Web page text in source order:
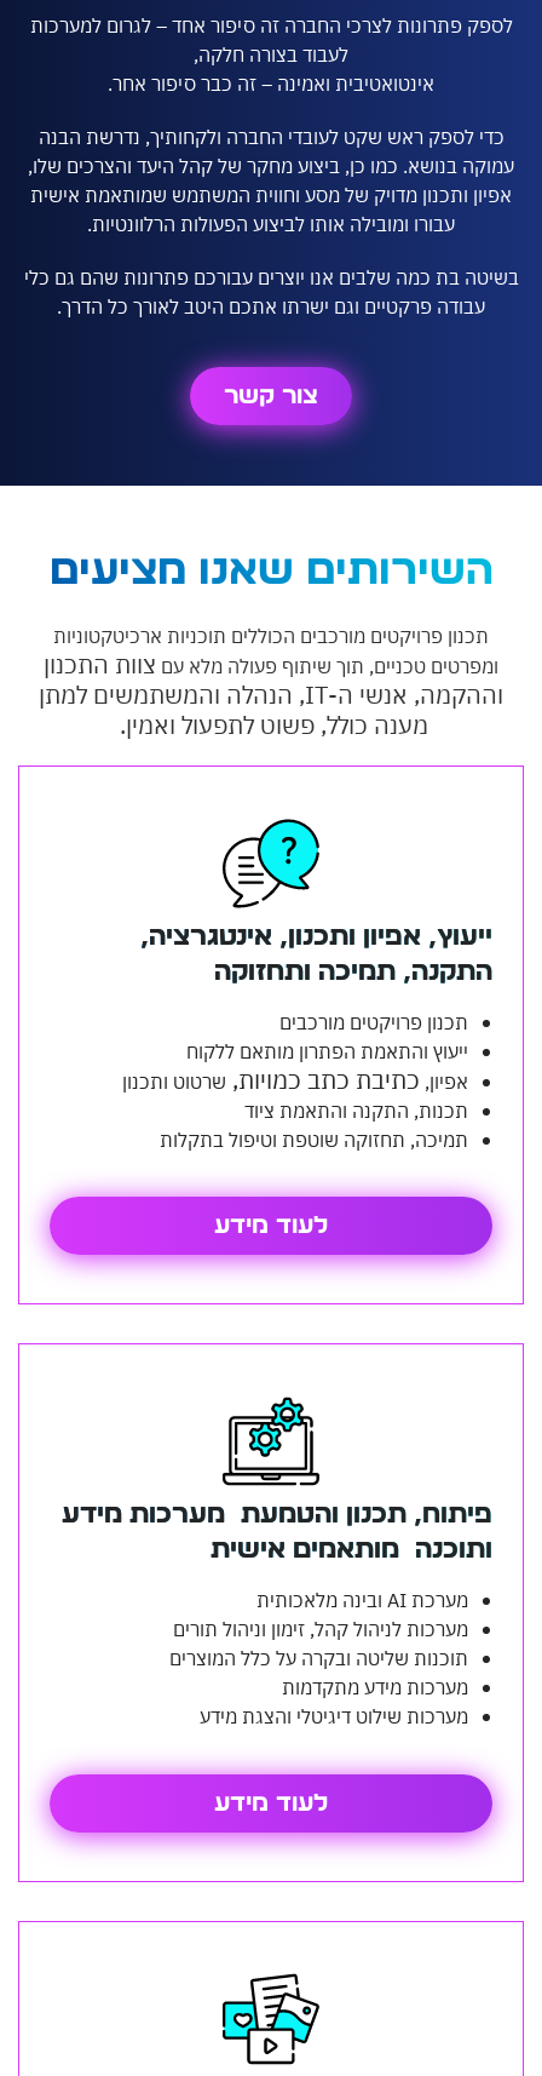
פתרונות לצרכי החברה זה סיפור אחד – לגרום למערכות
לעבוד בצורה חלקה,
אינטואטיבית ואמינה – זה כבר סיפור אחר.
לספק ראש שקט לעובדי החברה ולקחותיך, נדרשת הבנה
בנושא. כמו כן, ביצוע מחקר של קהל היעד והצרכים שלו,
ותכנון מדויק של מסע וחווית המשתמש שמותאמת אישית
עבורו ומובילה אותו לביצוע הפעולות הרלוונטיות.
בת כמה שלבים אנו יוצרים עבורכם פתרונות שהם גם כלי
עבודה פרקטיים וגם ישרתו אתכם היטב לאורך כל הדרך.
צור קשר
שאנו מציעים
תכנון פרויקטים מורכבים הכוללים תוכניות ארכיטקטוניות
טכניים, תוך שיתוף פעולה מלא עםצוות התכנון
אנשי ה-IT, הנהלה והמשתמשים למתן
מענה כולל, פשוט לתפעול ואמין.
אפיון ותכנון, אינטגרציה,
תמיכה ותחזוקה
תכנון פרויקטים מורכבים
ייעוץ והתאמת הפתרון מותאם ללקוח
אפיון,
כתיבת כתב כמויות,שרטוט ותכנון
תכנות, התקנה והתאמת ציוד
תמיכה, תחזוקה שוטפת וטיפול בתקלות
לעוד מידע
תכנון והטמעת מערכות מידע
מותאמים אישית
מערכת AI ובינה מלאכותית
מערכות לניהול קהל, זימון וניהול תורים
תוכנות שליטה ובקרה על כלל המוצרים
מערכות מידע מתקדמות
מערכות שילוט דיגיטלי והצגת מידע
לעוד מידע